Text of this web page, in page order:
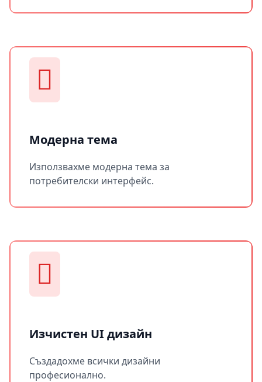
Модерна тема
Използвахме модерна тема за
потребителски интерфейс.
Изчистен UI дизайн
Създадохме всички дизайни
професионално.